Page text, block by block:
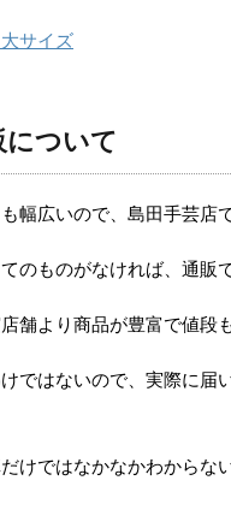
サイズ
について
幅広いので、島田手芸店
のものがなければ、通販
舗より商品が豊富で値段
ではないので、実際に届
けではなかなかわからな